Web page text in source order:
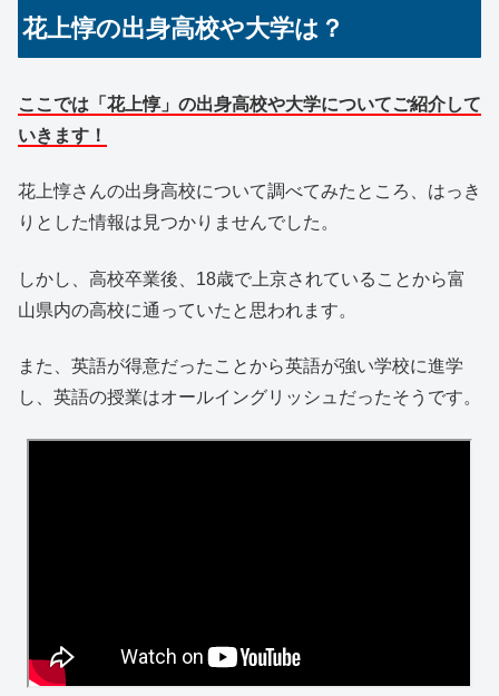
花上惇の出身高校や大学は？
ここでは「花上惇」の出身高校や大学についてご紹介して
いきます！
花上惇さんの出身高校について調べてみたところ、はっき
りとした情報は見つかりませんでした。
しかし、高校卒業後、18歳で上京されていることから富
山県内の高校に通っていたと思われます。
また、英語が得意だったことから英語が強い学校に進学
し、英語の授業はオールイングリッシュだったそうです。